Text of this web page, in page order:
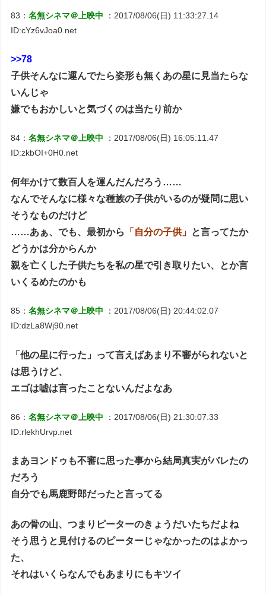
83：名無シネマ＠上映中
：2017/08/06(日) 11:33:27.14
ID:cYz6vJoa0.net
>>78
子供そんなに運んでたら姿形も無くあの星に見当たらな
いんじゃ
嫌でもおかしいと気づくのは当たり前か
84：名無シネマ＠上映中
：2017/08/06(日) 16:05:11.47
ID:zkbOI+0H0.net
何年かけて数百人を運んだんだろう……
なんでそんなに様々な種族の子供がいるのが疑問に思い
そうなものだけど
……あぁ、でも、最初から
「自分の子供」 と言ってたか
どうかは分からんか
親を亡くした子供たちを私の星で引き取りたい、とか言
いくるめたのかも
85：名無シネマ＠上映中
：2017/08/06(日) 20:44:02.07
ID:dzLa8Wj90.net
「他の星に行った」って言えばあまり不審がられないと
は思うけど、
エゴは嘘は言ったことないんだよなあ
86：名無シネマ＠上映中
：2017/08/06(日) 21:30:07.33
ID:rlekhUrvp.net
まあヨンドゥも不審に思った事から結局真実がバレたの
だろう
自分でも馬鹿野郎だったと言ってる
あの骨の山、つまりピーターのきょうだいたちだよね
そう思うと見付けるのピーターじゃなかったのはよかっ
た、
それはいくらなんでもあまりにもキツイ